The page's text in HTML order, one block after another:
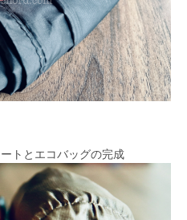
トとエコバッグの完成